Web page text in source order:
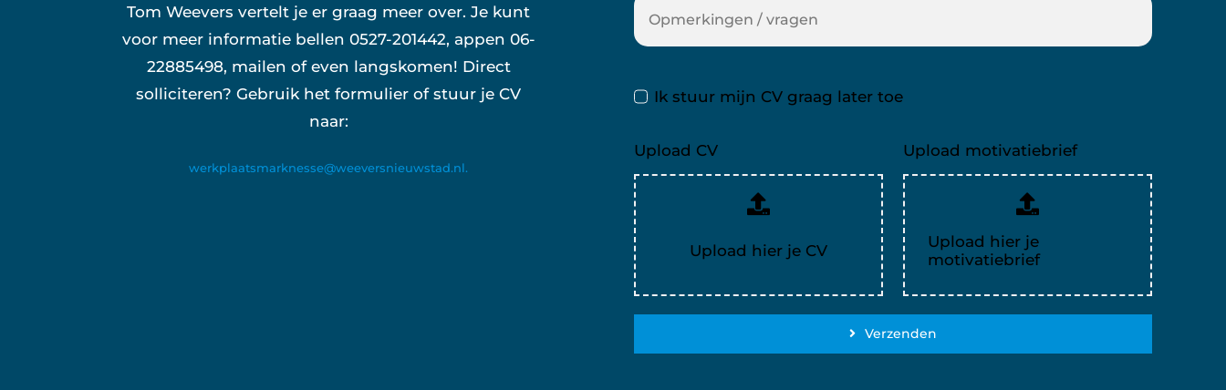
Tom Weevers vertelt je er graag meer over. Je kunt
voor meer informatie bellen 0527-201442, appen 06-
22885498, mailen of even langskomen! Direct
solliciteren? Gebruik het formulier of stuur je CV
naar:
werkplaatsmarknesse@weeversnieuwstad.nl.
Ik stuur mijn CV graag later toe
Upload CV
Upload hier je CV
Upload motivatiebrief
Upload hier je
motivatiebrief
Verzenden